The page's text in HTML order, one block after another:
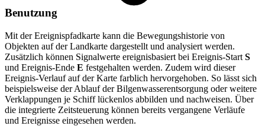
Benutzung
Mit der Ereignispfadkarte kann die Bewegungshistorie von
Objekten auf der Landkarte dargestellt und analysiert werden.
Zusätzlich können Signalwerte ereignisbasiert bei Ereignis-Start S
und Ereignis-Ende E festgehalten werden. Zudem wird dieser
Ereignis-Verlauf auf der Karte farblich hervorgehoben. So lässt sich
beispielsweise der Ablauf der Bilgenwasserentsorgung oder weitere
Verklappungen je Schiff lückenlos abbilden und nachweisen. Über
die integrierte Zeitsteuerung können bereits vergangene Verläufe
und Ereignisse eingesehen werden.